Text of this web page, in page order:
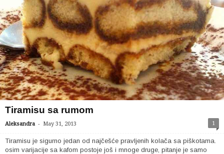
Tiramisu sa rumom
Aleksandra - May 31, 2013 1
Tiramisu je sigurno jedan od najčešće pravljenih kolača sa piškotama.
osim varijacije sa kafom postoje još i mnoge druge, pitanje je samo